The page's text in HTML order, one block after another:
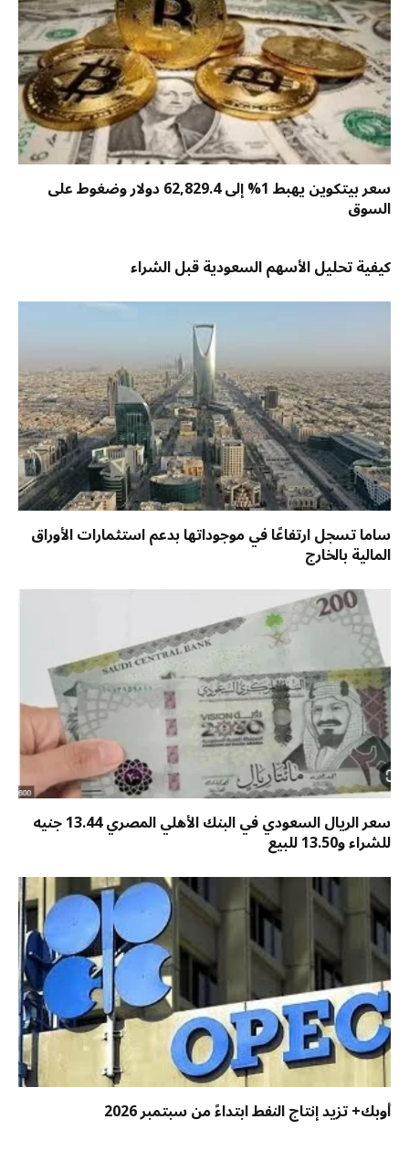
سعر بيتكوين يهبط 1% إلى 62,829.4 دولار وضغوط على
السوق
كيفية تحليل الأسهم السعودية قبل الشراء
ساما تسجل ارتفاعًا في موجوداتها بدعم استثمارات الأوراق
المالية بالخارج
سعر الريال السعودي في البنك الأهلي المصري 13.44 جنيه
للشراء و13.50 للبيع
أوبك+ تزيد إنتاج النفط ابتداءً من سبتمبر 2026